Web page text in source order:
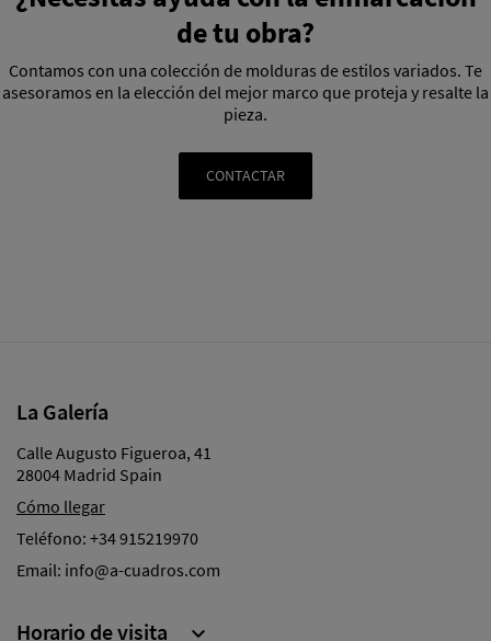
de tu obra?
Contamos con una colección de molduras de estilos variados. Te
asesoramos en la elección del mejor marco que proteja y resalte la
pieza.
CONTACTAR
La Galería
Calle Augusto Figueroa, 41
28004 Madrid Spain
Cómo llegar
Teléfono: +34 915219970
Email: info@a-cuadros.com
Horario de visita 